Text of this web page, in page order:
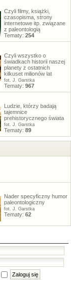
Czyli filmy, książki,
czasopisma, strony
internetowe itp. związane
z paleontologią
Tematy: 254
Czyli wszystko o
świadkach historii naszej
planety z ostatnich
kilkuset milionów lat
fot. J. Garstka
Tematy: 967
Ludzie, którzy badają
tajemnice
prehistorycznego świata
fot. J. Garstka
Tematy: 89
Nader specyficzny humor
paleontologiczny
fot. J. Garstka
Tematy: 62